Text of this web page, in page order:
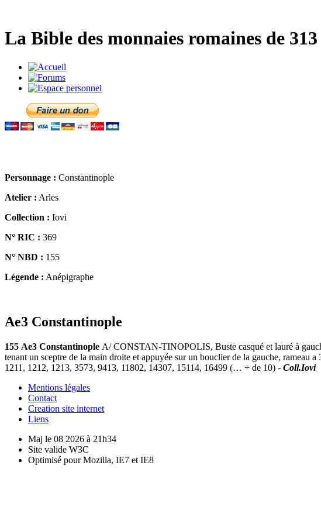
La Bible des monnaies romaines de
Personnage : Constantinople
Atelier : Arles
Collection : Iovi
N° RIC : 369
N° NBD : 155
Légende : Anépigraphe
Ae3 Constantinople
155 Ae3 Constantinople A/ CONSTAN-TINOPOLIS, Buste casqué et lauré à
tenant un sceptre de la main droite et appuyée sur un bouclier de la gauche,
1211, 1212, 1213, 3573, 9413, 11802, 14307, 15114, 16499 (… + de 10) - Coll.Iovi
Mentions légales
Contact
Creation site internet
Liens
Maj le 08 2026 à 21h34
Site valide W3C
Optimisé pour Mozilla, IE7 et IE8